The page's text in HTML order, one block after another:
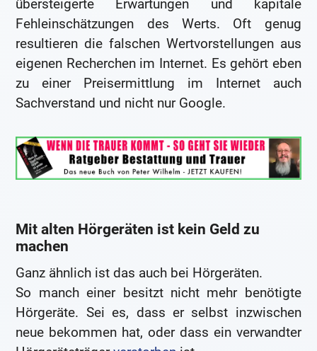
übersteigerte Erwartungen und kapitale
Fehleinschätzungen des Werts. Oft genug
resultieren die falschen Wertvorstellungen aus
eigenen Recherchen im Internet. Es gehört eben
zu einer Preisermittlung im Internet auch
Sachverstand und nicht nur Google.
Mit alten Hörgeräten ist kein Geld zu
machen
Ganz ähnlich ist das auch bei Hörgeräten.
So manch einer besitzt nicht mehr benötigte
Hörgeräte. Sei es, dass er selbst inzwischen
neue bekommen hat, oder dass ein verwandter